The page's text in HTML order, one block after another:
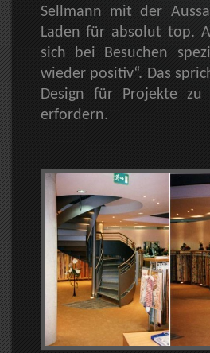
Sellmann mit der
Laden für absolut top.
sich bei Besuchen
wieder positiv“. Das
Design für Projekte
erfordern.